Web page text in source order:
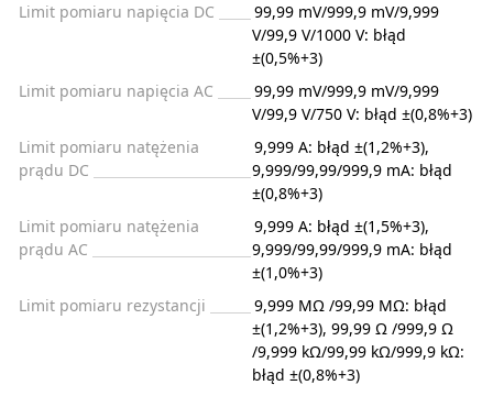
Limit pomiaru napięcia DC
99,99 mV/999,9 mV/9,999
V/99,9 V/1000 V: błąd
±(0,5%+3)
Limit pomiaru napięcia AC
99,99 mV/999,9 mV/9,999
V/99,9 V/750 V: błąd ±(0,8%+3)
Limit pomiaru natężenia
prądu DC
9,999 A: błąd ±(1,2%+3),
9,999/99,99/999,9 mA: błąd
±(0,8%+3)
Limit pomiaru natężenia
prądu AC
9,999 A: błąd ±(1,5%+3),
9,999/99,99/999,9 mA: błąd
±(1,0%+3)
Limit pomiaru rezystancji
9,999 MΩ /99,99 MΩ: błąd
±(1,2%+3), 99,99 Ω /999,9 Ω
/9,999 kΩ/99,99 kΩ/999,9 kΩ:
błąd ±(0,8%+3)